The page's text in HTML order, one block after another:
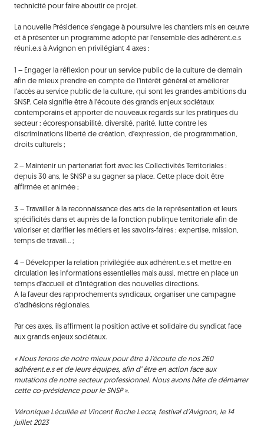
technicité pour faire aboutir ce projet.
La nouvelle Présidence s’engage à poursuivre les chantiers mis en œuvre
et à présenter un programme adopté par l’ensemble des adhérent.e.s
réuni.e.s à Avignon en privilégiant 4 axes :
1 – Engager la réflexion pour un service public de la culture de demain
afin de mieux prendre en compte de l’intérêt général et améliorer
l’accès au service public de la culture, qui sont les grandes ambitions du
SNSP. Cela signifie être à l’écoute des grands enjeux sociétaux
contemporains et apporter de nouveaux regards sur les pratiques du
secteur : écoresponsabilité, diversité, parité, lutte contre les
discriminations liberté de création, d’expression, de programmation,
droits culturels ;
2 – Maintenir un partenariat fort avec les Collectivités Territoriales :
depuis 30 ans, le SNSP a su gagner sa place. Cette place doit être
affirmée et animée ;
3 – Travailler à la reconnaissance des arts de la représentation et leurs
spécificités dans et auprès de la fonction publique territoriale afin de
valoriser et clarifier les métiers et les savoirs-faires : expertise, mission,
temps de travail… ;
4 – Développer la relation privilégiée aux adhérent.e.s et mettre en
circulation les informations essentielles mais aussi, mettre en place un
temps d’accueil et d’intégration des nouvelles directions.
A la faveur des rapprochements syndicaux, organiser une campagne
d’adhésions régionales.
Par ces axes, ils affirment la position active et solidaire du syndicat face
aux grands enjeux sociétaux.
« Nous ferons de notre mieux pour être à l’écoute de nos 260
adhérent.e.s et de leurs équipes, afin d’ être en action face aux
mutations de notre secteur professionnel. Nous avons hâte de démarrer
cette co-présidence pour le SNSP ».
Véronique Lécullée et Vincent Roche Lecca, festival d’Avignon, le 14
juillet 2023